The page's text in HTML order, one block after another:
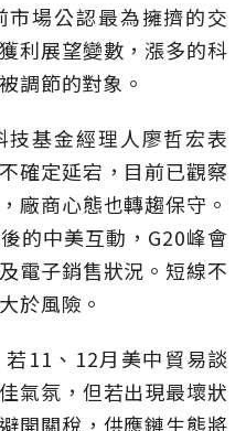
場公認最為擁擠的交
利展望變數，漲多的科
調節的對象。
基金經理人廖哲宏表
確定延宕，目前已觀察
廠商心態也轉趨保守。
的中美互動，G20峰會
電子銷售狀況。短線不
於風險。
11、12月美中貿易談
氣氛，但若出現最壞狀
開關稅，供應鏈生態將